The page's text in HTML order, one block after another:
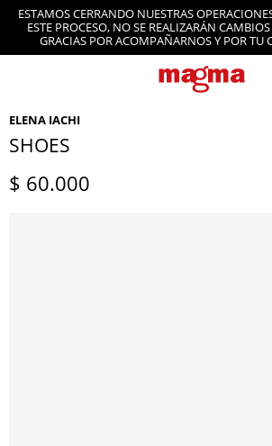
ESTAMOS CERRANDO NUESTRAS
ESTE PROCESO, NO SE REALIZARÁN
GRACIAS POR ACOMPAÑARNOS Y POR
ELENA IACHI
SHOES
$ 60.000